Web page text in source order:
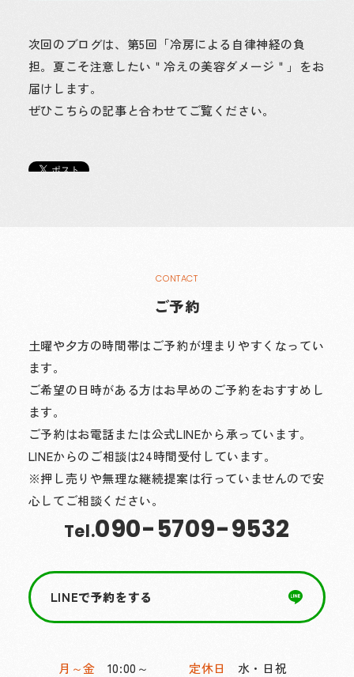
次回のブログは、第5回「冷房による自律神経の負
担。夏こそ注意したい＂冷えの美容ダメージ＂」をお
届けします。
ぜひこちらの記事と合わせてご覧ください。
ご予約
土曜や夕方の時間帯はご予約が埋まりやすくなってい
ます。
ご希望の日時がある方はお早めのご予約をおすすめし
ます。
ご予約はお電話または公式LINEから承っています。
LINEからのご相談は24時間受付しています。
※押し売りや無理な継続提案は行っていませんので安
心してご相談ください。
Tel.090-5709-9532
LINEで予約をする
月～金
10:00～
定休日
水・日祝